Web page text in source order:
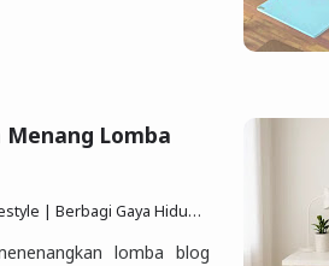
Lomba
Gaya Hidup Sesuai Quran Sunnah
lomba blog